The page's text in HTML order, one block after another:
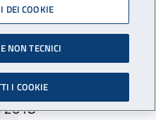
la
di
2018
DEI COOKIE
NON TECNICI
I COOKIE